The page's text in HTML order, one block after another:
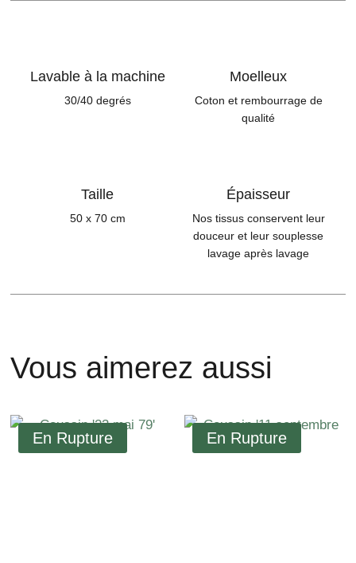
Lavable à la machine
30/40 degrés
Moelleux
Coton et rembourrage de
qualité
Taille
50 x 70 cm
Épaisseur
Nos tissus conservent leur
douceur et leur souplesse
lavage après lavage
Vous aimerez aussi